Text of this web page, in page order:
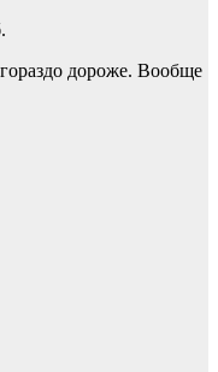
дороже. Вообще